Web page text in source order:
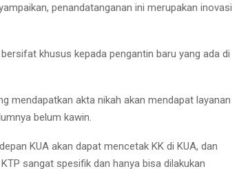
penandatanganan ini merupakan inovasi
khusus kepada pengantin baru yang ada di
mendapatkan akta nikah akan mendapat layanan
belum kawin.
KUA akan dapat mencetak KK di KUA, dan
sangat spesifik dan hanya bisa dilakukan